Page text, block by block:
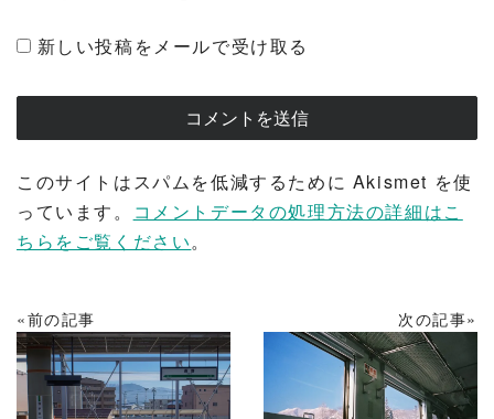
新しい投稿をメールで受け取る
このサイトはスパムを低減するために Akismet を使
っています。
コメントデータの処理方法の詳細はこ
ちらをご覧ください。
«前の記事
READ MORE
次の記事»
READ MORE